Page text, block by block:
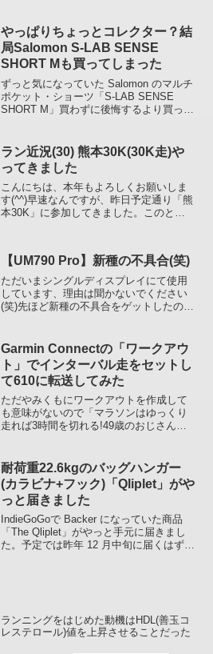
る。 先ごろ引退を表明した宮崎駿監督作
品の「崖の上の...
やっぱりちょっとコレクター？結
局Salomon S-LAB SENSE
SHORT Mも買ってしまった
ずっと気になっていた Salomon のマルチ
ポケット・ショーツ「S-LAB SENSE
SHORT M」買わずに後悔するより買って
入荷通知メールを設定して、連...
ラン近況(30) 熊本30K(30K走)や
ってきました
こんにちは、本年もよろしくお願いしま
す(^^)早速なんですが、昨日予定通り「熊
本30K」に参加してきました。このとこ
たことだけでもありがたいです(笑)2 年前
も同イベン...
【UM790 Pro】新種の不具合(笑)
ただいまシングルディスプレイにて使用
しています、理由は聞かないでください
(笑)先ほど新種の不具合をゲットしたので
続けるという、なかなかの演出。。。ど
よ～ん
Garmin Connectの「ワークアウ
ト」でインターバル走をセットし
て610に転送してみた
ただやみくもにワークアウトを作成して
も意味がないので「マラソンはゆっくり
走れば3時間を切れる!49歳のおじさん、2
ターバル・トレーニングを元に設定して
みること...
耐荷重22.6kgのバッグハンガー
(カラビナ+フック)「Qliplet」がや
っと届きました
IndieGoGoで Backer になっていた商品
「The Qliplet」がやっと手元に届きまし
た。予定では昨年 12 月中旬に届くはずで
ランニングをはじめた動機はHDL(善玉コ
レステロール)値を上昇させることだった